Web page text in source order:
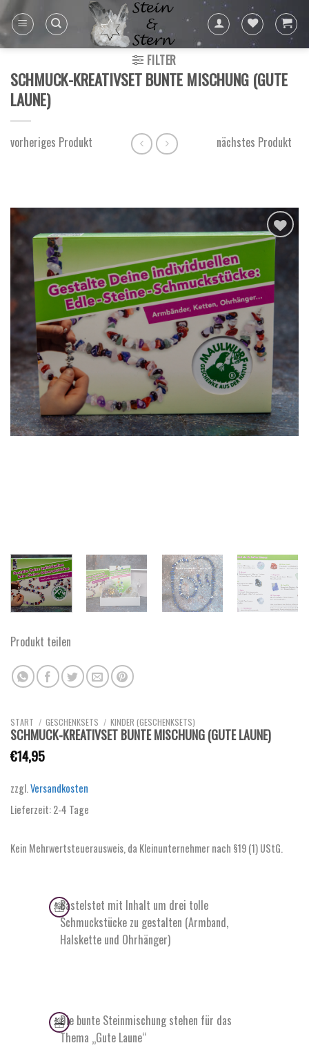
Skip
to
content
FILTER
SCHMUCK-KREATIVSET BUNTE MISCHUNG (GUTE
LAUNE)
vorheriges Produkt nächstes Produkt
Produkt teilen
START / GESCHENKSETS / KINDER (GESCHENKSETS)
SCHMUCK-KREATIVSET BUNTE MISCHUNG (GUTE LAUNE)
€14,95
zzgl.Versandkosten
Lieferzeit:2-4 Tage
Kein Mehrwertsteuerausweis, da Kleinunternehmer nach §19 (1) UStG.
Bastelstet mit Inhalt um drei tolle
Schmuckstücke zu gestalten (Armband,
Halskette und Ohrhänger)
Die bunte Steinmischung stehen für das
Thema „Gute Laune“